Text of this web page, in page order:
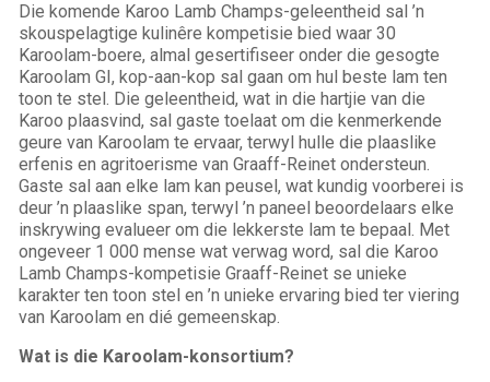
Die komende Karoo Lamb Champs-geleentheid sal ’n
skouspelagtige kulinêre kompetisie bied waar 30
Karoolam-boere, almal gesertifiseer onder die gesogte
Karoolam GI, kop-aan-kop sal gaan om hul beste lam ten
toon te stel. Die geleentheid, wat in die hartjie van die
Karoo plaasvind, sal gaste toelaat om die kenmerkende
geure van Karoolam te ervaar, terwyl hulle die plaaslike
erfenis en agritoerisme van Graaff-Reinet ondersteun.
Gaste sal aan elke lam kan peusel, wat kundig voorberei is
deur ’n plaaslike span, terwyl ’n paneel beoordelaars elke
inskrywing evalueer om die lekkerste lam te bepaal. Met
ongeveer 1 000 mense wat verwag word, sal die Karoo
Lamb Champs-kompetisie Graaff-Reinet se unieke
karakter ten toon stel en ’n unieke ervaring bied ter viering
van Karoolam en dié gemeenskap.
Wat is die Karoolam-konsortium?